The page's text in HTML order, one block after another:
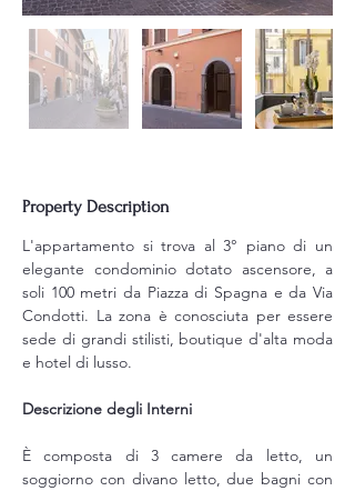
Property Description
L'appartamento si trova al 3° piano di un
elegante condominio dotato ascensore, a
soli 100 metri da Piazza di Spagna e da Via
Condotti. La zona è conosciuta per essere
sede di grandi stilisti, boutique d'alta moda
e hotel di lusso.
Descrizione degli Interni
È composta di 3 camere da letto, un
soggiorno con divano letto, due bagni con